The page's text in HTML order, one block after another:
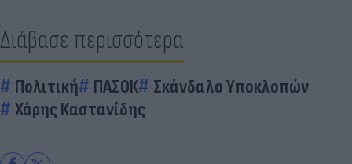
Διάβασε περισσότερα
Πολιτική ΠΑΣΟΚ
Σκάνδαλο Υποκλοπών
Χάρης Καστανίδης